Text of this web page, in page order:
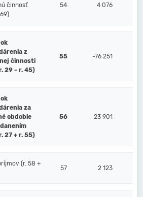
činnosť
54 4 076
z
činnosti
29 - r. 45)
55 -76 251
za
obdobie
27 + r. 55)
56 23 901
(r. 58 +
57 2 123